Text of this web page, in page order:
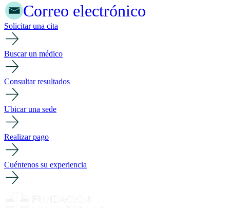
Correo electrónico
Solicitar una cita
Buscar un médico
Consultar resultados
Ubicar una sede
Realizar pago
Cuéntenos su experiencia